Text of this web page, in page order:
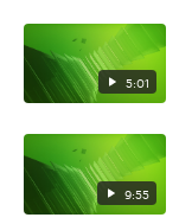
5:01
9:55